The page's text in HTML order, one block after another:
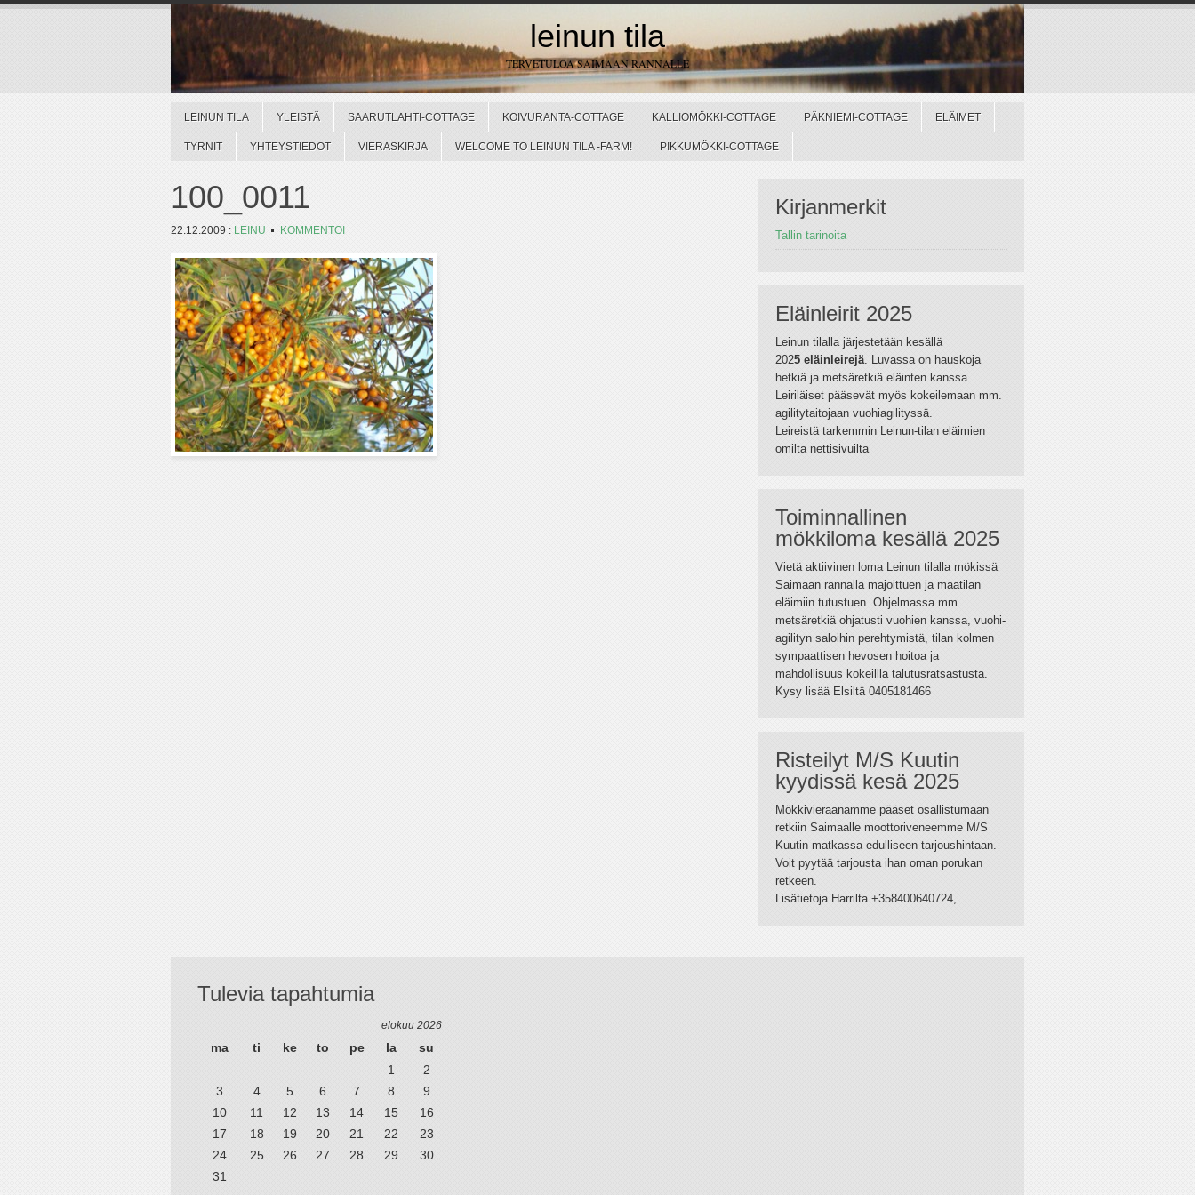
leinun tila
TERVETULOA SAIMAAN RANNALLE
LEINUN TILA YLEISTÄ SAARUTLAHTI-COTTAGE KOIVURANTA-COTTAGE KALLIOMÖKKI-COTTAGE PÄKNIEMI-COTTAGE ELÄIMET
TYRNIT YHTEYSTIEDOT VIERASKIRJA WELCOME TO LEINUN TILA -FARM! PIKKUMÖKKI-COTTAGE
100_0011
22.12.2009 : LEINU KOMMENTOI
Kirjanmerkit
Tallin tarinoita
Eläinleirit 2025
Leinun tilalla järjestetään kesällä
2025 eläinleirejä. Luvassa on hauskoja
hetkiä ja metsäretkiä eläinten kanssa.
Leiriläiset pääsevät myös kokeilemaan mm.
agilitytaitojaan vuohiagilityssä.
Leireistä tarkemmin Leinun-tilan eläimien
omilta nettisivuilta
Toiminnallinen
mökkiloma kesällä 2025
Vietä aktiivinen loma Leinun tilalla mökissä
Saimaan rannalla majoittuen ja maatilan
eläimiin tutustuen. Ohjelmassa mm.
metsäretkiä ohjatusti vuohien kanssa, vuohi-
agilityn saloihin perehtymistä, tilan kolmen
sympaattisen hevosen hoitoa ja
mahdollisuus kokeillla talutusratsastusta.
Kysy lisää Elsiltä 0405181466
Risteilyt M/S Kuutin
kyydissä kesä 2025
Mökkivieraanamme pääset osallistumaan
retkiin Saimaalle moottoriveneemme M/S
Kuutin matkassa edulliseen tarjoushintaan.
Voit pyytää tarjousta ihan oman porukan
retkeen.
Lisätietoja Harrilta +358400640724,
Tulevia tapahtumia
elokuu 2026
ma ti ke to pe la
su
1
2
3
4 5 6 7 8
9
10
11 12 13 14 15
16
17
18 19 20 21 22
23
24
25 26 27 28 29
30
31